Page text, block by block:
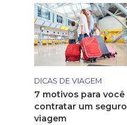
DICAS DE VIAGEM
7 motivos para você
contratar um seguro
viagem